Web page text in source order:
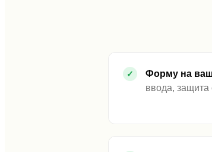
Форму на
ввода,